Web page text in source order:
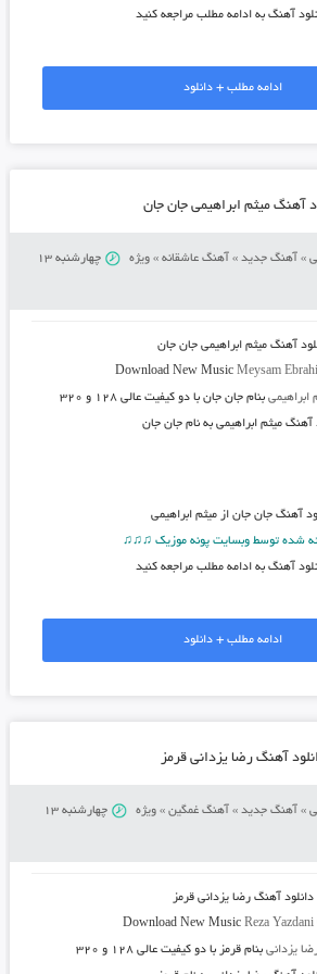
آهنگ به ادامه مطلب مراجعه کنید
ادامه مطلب + دانلود
آهنگ میثم ابراهیمی جان جان
» آهنگ جدید» آهنگ عاشقانه» ویژه
چهارشنبه 13
آهنگ میثم ابراهیمی جان جان
Download New Music Meysam
ابراهیمیبنام جان جانبا دو کیفیت عالی ۱۲۸ و ۳۲۰
آهنگ میثم ابراهیمی به نام جان جان
آهنگجان جان از میثم ابراهیمی
شده توسط وبسایت پونه موزیک ♫♫♫
آهنگ به ادامه مطلب مراجعه کنید
ادامه مطلب + دانلود
آهنگ رضا یزدانی قرمز
» آهنگ جدید» آهنگ غمگین» ویژه
چهارشنبه 13
دانلود آهنگ رضا یزدانی قرمز
Download New MusicReza Yazdani
یزدانی بنام قرمز با دو کیفیت عالی ۱۲۸ و ۳۲۰